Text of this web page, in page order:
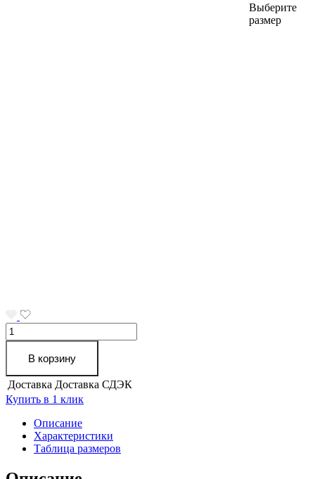
Выберите
размер
Количество
товара
Аптечка
ФЭСТ
автомобильная
(футляр-
сумка),
арт.2126
(х20)
В корзину
Доставка Доставка СДЭК
Купить в 1 клик
Описание
Характеристики
Таблица размеров